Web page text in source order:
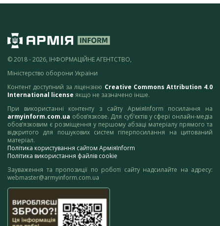
© 2018 - 2026, ІНФОРМАЦІЙНЕ АГЕНТСТВО,
Міністерство оборони України
Контент доступний за ліцензією Creative Commons Attribution 4.0
International license якщо не зазначено інше.
При використанні контенту з сайту АрміяInform посилання на
armyinform.com.ua обов’язкове. Для суб’єктів у сфері онлайн-медіа
обов’язковим є розміщення у першому абзаці матеріалу прямого та
відкритого для пошукових систем гіперпосилання на цитований
матеріал.
Політика користування сайтом АрміяInform
Політика використання файлів cookie
Зауваження та пропозиції по роботі сайту надсилайте на адресу:
webmaster@armyinform.com.ua